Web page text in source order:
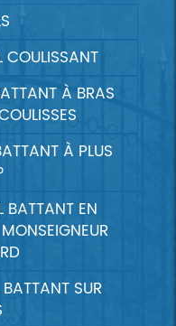
COULISSANT
À BRAS
À PLUS
BATTANT EN
SUR